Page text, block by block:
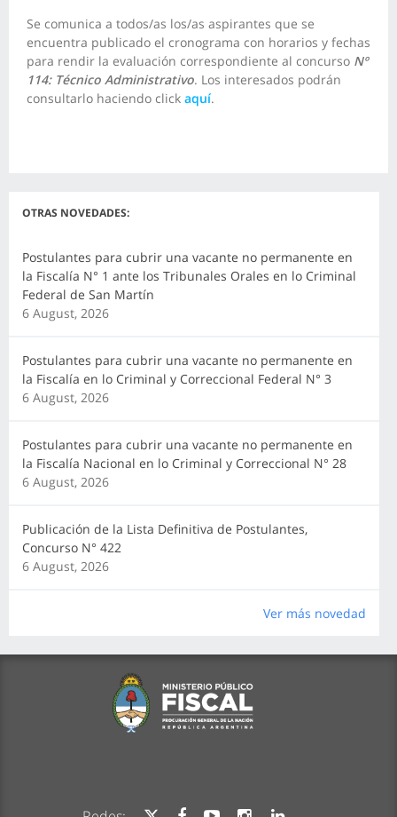
Se comunica a todos/as los/as aspirantes que se
encuentra publicado el cronograma con horarios y fechas
para rendir la evaluación correspondiente al concurso Nº
114: Técnico Administrativo. Los interesados podrán
consultarlo haciendo click aquí.
OTRAS NOVEDADES:
Postulantes para cubrir una vacante no permanente en
la Fiscalía N° 1 ante los Tribunales Orales en lo Criminal
Federal de San Martín
6 August, 2026
Postulantes para cubrir una vacante no permanente en
la Fiscalía en lo Criminal y Correccional Federal N° 3
6 August, 2026
Postulantes para cubrir una vacante no permanente en
la Fiscalía Nacional en lo Criminal y Correccional N° 28
6 August, 2026
Publicación de la Lista Definitiva de Postulantes,
Concurso N° 422
6 August, 2026
Ver más novedad